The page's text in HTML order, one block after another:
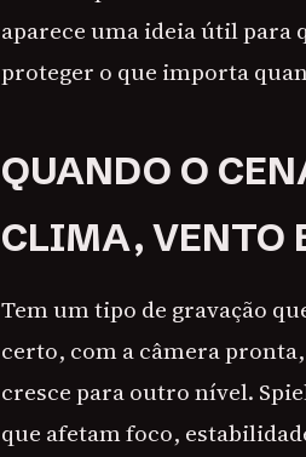
aparece uma ideia útil para
proteger o que importa
QUANDO O
CLIMA, VENTO
Tem um tipo de gravação
certo, com a câmera
cresce para outro nível.
que afetam foco,